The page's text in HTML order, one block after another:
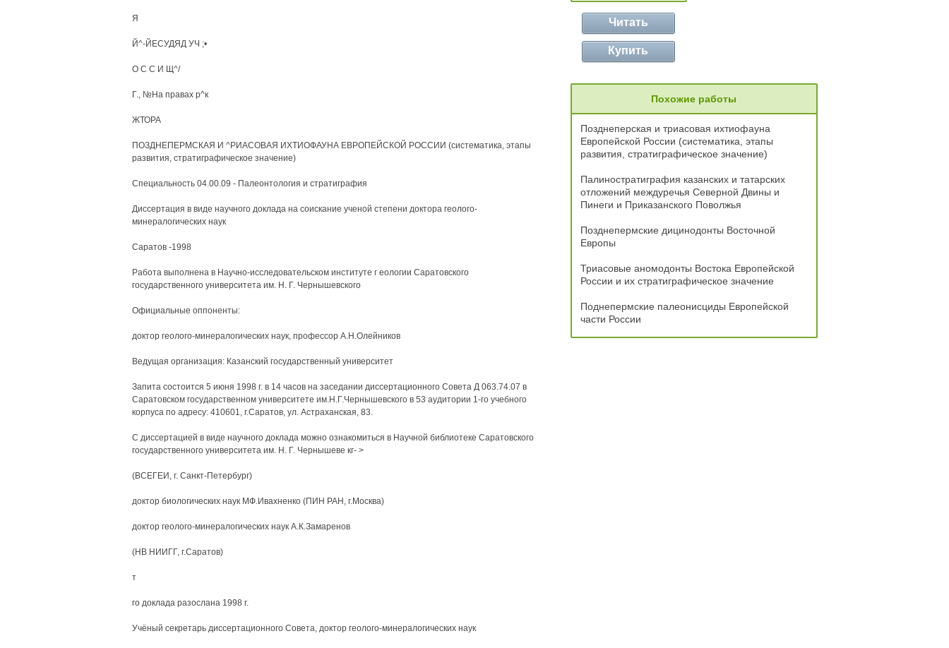
Я
Й^-ЙЕСУДЯД УЧ ;•
О С С И Щ^/
Г., №На правах р^к
ЖТОРА
ПОЗДНЕПЕРМСКАЯ И ^РИАСОВАЯ ИХТИОФАУНА ЕВРОПЕЙСКОЙ РОССИИ (систематика, этапы
развития, стратиграфическое значение)
Специальность 04.00.09 - Палеонтология и стратиграфия
Диссертация в виде научного доклада на соискание ученой степени доктора геолого-
минералогических наук
Саратов -1998
Работа выполнена в Научно-исследовательском институте г еологии Саратовского
государственного университета им. Н. Г. Чернышевского
Официальные оппоненты:
доктор геолого-минералогических наук, профессор А.Н.Олейников
Ведущая организация: Казанский государственный университет
Запита состоится 5 июня 1998 г. в 14 часов на заседании диссертационного Совета Д 063.74.07 в
Саратовском государственном университете им.Н.Г.Чернышевского в 53 аудитории 1-го учебного
корпуса по адресу: 410601, г.Саратов, ул. Астраханская, 83.
С диссертацией в виде научного доклада можно ознакомиться в Научной библиотеке Саратовского
государственного университета им. Н. Г. Чернышеве кг- >
(ВСЕГЕИ, г. Санкт-Петербург)
доктор биологических наук МФ.Ивахненко (ПИН РАН, г.Москва)
доктор геолого-минералогических наук А.К.Замаренов
(НВ НИИГГ, г.Саратов)
т
го доклада разослана 1998 г.
Учёный секретарь диссертационного Совета, доктор геолого-минералогических наук
Читать
Купить
Похожие работы
Позднеперская и триасовая ихтиофауна
Европейской России (систематика, этапы
развития, стратиграфическое значение)
Палиностратиграфия казанских и татарских
отложений междуречья Северной Двины и
Пинеги и Приказанского Поволжья
Позднепермские дицинодонты Восточной
Европы
Триасовые аномодонты Востока Европейской
России и их стратиграфическое значение
Поднепермские палеонисциды Европейской
части России